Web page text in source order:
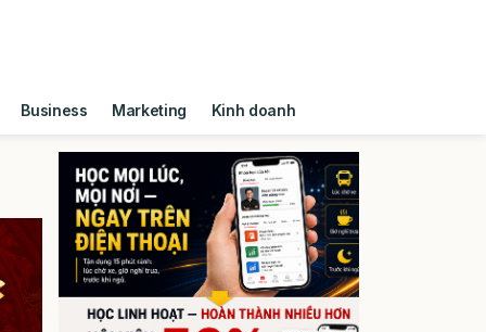
Business Marketing Kinh doanh